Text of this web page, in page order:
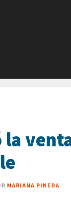
MARIANA PINEDA